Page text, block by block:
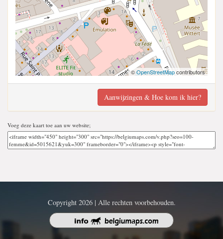
©OpenStreetMapcontributors
Aanwijzingen & Hoe kom ik hier?
Voeg deze kaart toe aan uw website;
Copyright 2026 | Alle rechten voorbehouden.